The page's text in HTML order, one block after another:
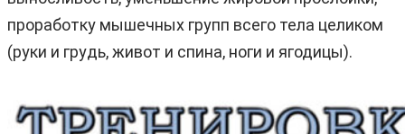
проработку мышечных групп всего тела целиком
(руки и грудь, живот и спина, ноги и ягодицы).